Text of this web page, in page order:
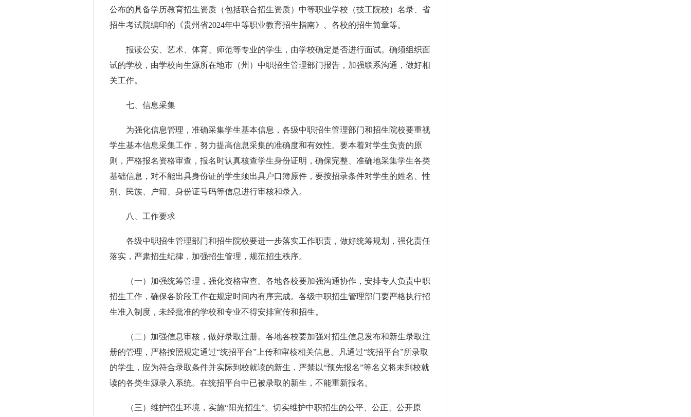
公布的具备学历教育招生资质（包括联合招生资质）中等职业学校（技工院校）名录、省
招生考试院编印的《贵州省2024年中等职业教育招生指南》、各校的招生简章等。
报读公安、艺术、体育、师范等专业的学生，由学校确定是否进行面试。确须组织面
试的学校，由学校向生源所在地市（州）中职招生管理部门报告，加强联系沟通，做好相
关工作。
七、信息采集
为强化信息管理，准确采集学生基本信息，各级中职招生管理部门和招生院校要重视
学生基本信息采集工作，努力提高信息采集的准确度和有效性。要本着对学生负责的原
则，严格报名资格审查，报名时认真核查学生身份证明，确保完整、准确地采集学生各类
基础信息，对不能出具身份证的学生须出具户口簿原件，要按招录条件对学生的姓名、性
别、民族、户籍、身份证号码等信息进行审核和录入。
八、工作要求
各级中职招生管理部门和招生院校要进一步落实工作职责，做好统筹规划，强化责任
落实，严肃招生纪律，加强招生管理，规范招生秩序。
（一）加强统筹管理，强化资格审查。各地各校要加强沟通协作，安排专人负责中职
招生工作，确保各阶段工作在规定时间内有序完成。各级中职招生管理部门要严格执行招
生准入制度，未经批准的学校和专业不得安排宣传和招生。
（二）加强信息审核，做好录取注册。各地各校要加强对招生信息发布和新生录取注
册的管理，严格按照规定通过“统招平台”上传和审核相关信息。凡通过“统招平台”所录取
的学生，应为符合录取条件并实际到校就读的新生，严禁以“预先报名”等名义将未到校就
读的各类生源录入系统。在统招平台中已被录取的新生，不能重新报名。
（三）维护招生环境，实施“阳光招生”。切实维护中职招生的公平、公正、公开原